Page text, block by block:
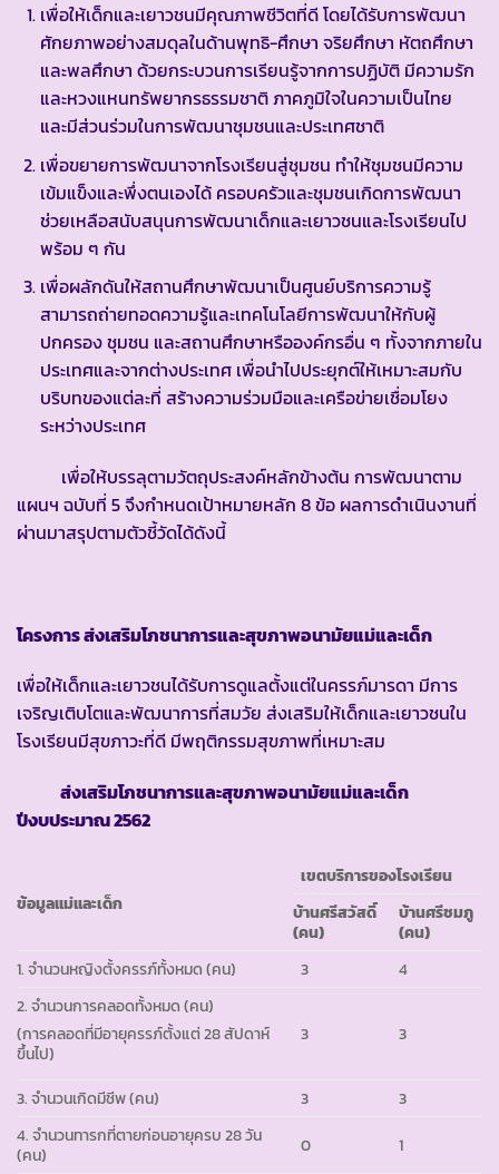
เพื่อให้เด็กและเยาวชนมีคุณภาพชีวิตที่ดี โดยได้รับการพัฒนา
ศักยภาพอย่างสมดุลในด้านพุทธิ-ศึกษา จริยศึกษา หัตถศึกษา
และพลศึกษา ด้วยกระบวนการเรียนรู้จากการปฏิบัติ มีความรัก
และหวงแหนทรัพยากรธรรมชาติ ภาคภูมิใจในความเป็นไทย
และมีส่วนร่วมในการพัฒนาชุมชนและประเทศชาติ
เพื่อขยายการพัฒนาจากโรงเรียนสู่ชุมชน ทำให้ชุมชนมีความ
เข้มแข็งและพึ่งตนเองได้ ครอบครัวและชุมชนเกิดการพัฒนา
ช่วยเหลือสนับสนุนการพัฒนาเด็กและเยาวชนและโรงเรียนไป
พร้อม ๆ กัน
เพื่อผลักดันให้สถานศึกษาพัฒนาเป็นศูนย์บริการความรู้
สามารถถ่ายทอดความรู้และเทคโนโลยีการพัฒนาให้กับผู้
ปกครอง ชุมชน และสถานศึกษาหรือองค์กรอื่น ๆ ทั้งจากภายใน
ประเทศและจากต่างประเทศ เพื่อนำไปประยุกต์ให้เหมาะสมกับ
บริบทของแต่ละที่ สร้างความร่วมมือและเครือข่ายเชื่อมโยง
ระหว่างประเทศ
เพื่อให้บรรลุตามวัตถุประสงค์หลักข้างต้น การพัฒนาตาม
แผนฯ ฉบับที่ 5 จึงกำหนดเป้าหมายหลัก 8 ข้อ ผลการดำเนินงานที่
ผ่านมาสรุปตามตัวชี้วัดได้ดังนี้
โครงการ ส่งเสริมโภชนาการและสุขภาพอนามัยแม่และเด็ก
เพื่อให้เด็กและเยาวชนได้รับการดูแลตั้งแต่ในครรภ์มารดา มีการ
เจริญเติบโตและพัฒนาการที่สมวัย ส่งเสริมให้เด็กและเยาวชนใน
โรงเรียนมีสุขภาวะที่ดี มีพฤติกรรมสุขภาพที่เหมาะสม
ส่งเสริมโภชนาการและสุขภาพอนามัยแม่และเด็ก
ปีงบประมาณ 2562
ข้อมูลแม่และเด็ก
เขตบริการของโรงเรียน
บ้านศรีสวัสดิ์
(คน)
บ้านศรีชมภู
(คน)
1. จำนวนหญิงตั้งครรภ์ทั้งหมด (คน)
3
4
2. จำนวนการคลอดทั้งหมด (คน)
(การคลอดที่มีอายุครรภ์ตั้งแต่ 28 สัปดาห์
ขึ้นไป)
3 3
3. จำนวนเกิดมีชีพ (คน) 3
3
4. จำนวนทารกที่ตายก่อนอายุครบ 28 วัน
(คน)
0 1